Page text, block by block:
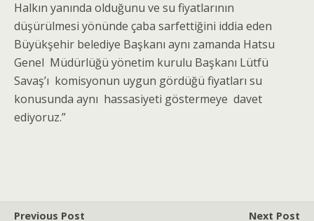
Halkın yanında olduğunu ve su fiyatlarının
düşürülmesi yönünde çaba sarfettiğini iddia eden
Büyükşehir belediye Başkanı aynı zamanda Hatsu
Genel Müdürlüğü yönetim kurulu Başkanı Lütfü
Savaş’ı komisyonun uygun gördüğü fiyatları su
konusunda aynı hassasiyeti göstermeye davet
ediyoruz.”
Previous Post
Next Post